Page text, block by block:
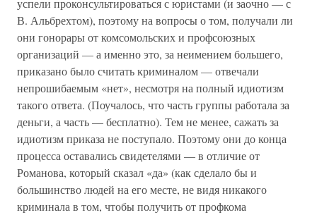
успели проконсультироваться с юристами (и заочно — с
В. Альбрехтом), поэтому на вопросы о том, получали ли
они гонорары от комсомольских и профсоюзных
организаций — а именно это, за неимением большего,
приказано было считать криминалом — отвечали
непрошибаемым «нет», несмотря на полный идиотизм
такого ответа. (Поучалось, что часть группы работала за
деньги, а часть — бесплатно). Тем не менее, сажать за
идиотизм приказа не поступало. Поэтому они до конца
процесса оставались свидетелями — в отличие от
Романова, который сказал «да» (как сделало бы и
большинство людей на его месте, не видя никакого
криминала в том, чтобы получить от профкома